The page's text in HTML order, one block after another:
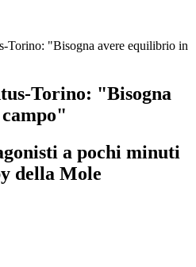
Torino: "Bisogna avere equilibrio in
Torino: "Bisogna
a pochi minuti
della Mole